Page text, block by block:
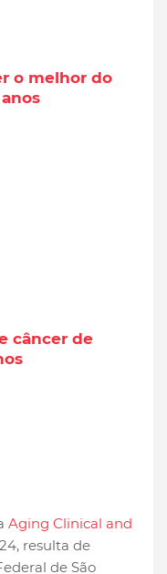
o melhor do
câncer de
Aging Clinical and
resulta de
de São